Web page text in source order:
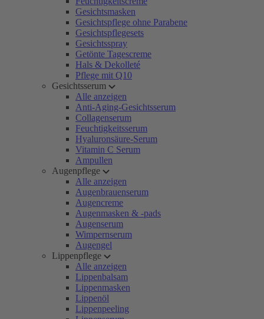
Gesichtsmasken
Gesichtspflege ohne Parabene
Gesichtspflegesets
Gesichtsspray
Getönte Tagescreme
Hals & Dekolleté
Pflege mit Q10
Gesichtsserum
Alle anzeigen
Anti-Aging-Gesichtsserum
Collagenserum
Feuchtigkeitsserum
Hyaluronsäure-Serum
Vitamin C Serum
Ampullen
Augenpflege
Alle anzeigen
Augenbrauenserum
Augencreme
Augenmasken & -pads
Augenserum
Wimpernserum
Augengel
Lippenpflege
Alle anzeigen
Lippenbalsam
Lippenmasken
Lippenöl
Lippenpeeling